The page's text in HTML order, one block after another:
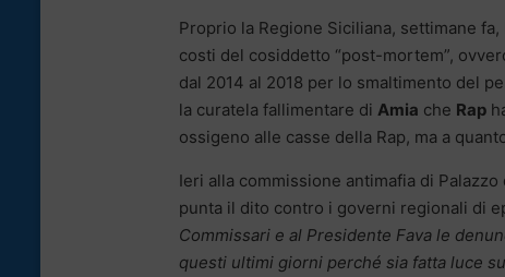
Proprio la Regione Siciliana, settimane
costi del cosiddetto “post-mortem”,
dal 2014 al 2018 per lo smaltimento del
la curatela fallimentare di Amia che Rap
ossigeno alle casse della Rap, ma a
Ieri alla commissione antimafia di
punta il dito contro i governi regionali di
Commissari e al Presidente Fava le
questi ultimi giorni perché sia fatta luce